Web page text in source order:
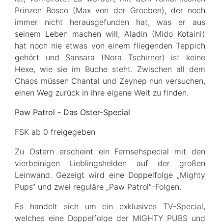
Prinzen Bosco (Max von der Groeben), der noch
immer nicht herausgefunden hat, was er aus
seinem Leben machen will; Aladin (Mido Kotaini)
hat noch nie etwas von einem fliegenden Teppich
gehört und Sansara (Nora Tschirner) ist keine
Hexe, wie sie im Buche steht. Zwischen all dem
Chaos müssen Chantal und Zeynep nun versuchen,
einen Weg zurück in ihre eigene Welt zu finden.
Paw Patrol - Das Oster-Special
FSK ab 0 freigegeben
Zu Ostern erscheint ein Fernsehspecial mit den
vierbeinigen Lieblingshelden auf der großen
Leinwand. Gezeigt wird eine Doppelfolge „Mighty
Pups“ und zwei reguläre „Paw Patrol“-Folgen.
Es handelt sich um ein exklusives TV-Special,
welches eine Doppelfolge der MIGHTY PUBS und